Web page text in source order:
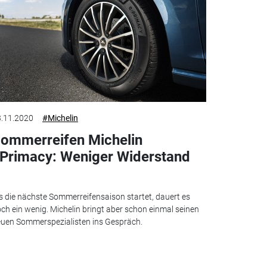
#Michelin
Michelin
Weniger Widerstand
die nächste Sommerreifensaison startet, dauert es
ein wenig. Michelin bringt aber schon einmal seinen
Sommerspezialisten ins Gespräch.